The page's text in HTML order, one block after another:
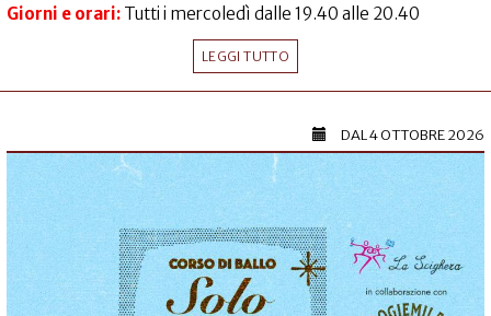
Giorni e orari: Tutti i mercoledì dalle 19.40 alle 20.40
LEGGI TUTTO
DAL4 OTTOBRE 2026